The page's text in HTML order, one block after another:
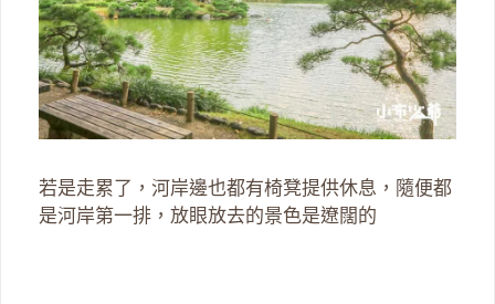
若是走累了，河岸邊也都有椅凳提供休息，隨便都
是河岸第一排，放眼放去的景色是遼闊的